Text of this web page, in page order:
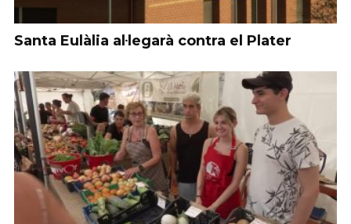
Santa Eulàlia al·legarà contra el Plater